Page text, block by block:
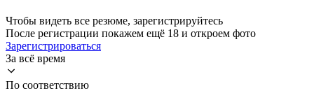
Чтобы видеть все резюме, зарегистрируйтесь
После регистрации покажем ещё 18 и откроем фото
Зарегистрироваться
За всё время
По соответствию